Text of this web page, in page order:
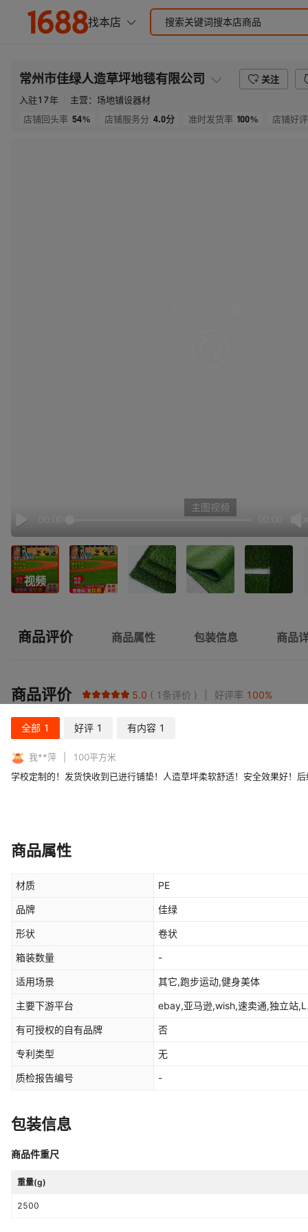
常州市佳绿人造草坪地毯有限公司
关注
入驻17年 主营： 场地铺设器材
店铺回头率 54% 店铺服务分 4.0分 准时发货率 100% 店铺好
Play
主图视频
视频
商品评价 商品属性 包装信息 商品
商品评价 5.0 1 条评价 好评率 100%
全部 1 好评 1 有内容 1
我**萍 100平方米
学校定制的！发货快收到已进行铺垫！人造草坪柔软舒适！安全效果好！
商品属性
材质 PE
品牌 佳绿
形状 卷状
箱装数量 -
适用场景 其它,跑步运动,健身美体
主要下游平台 ebay,亚马逊,wish,速卖通,独立站
有可授权的自有品牌 否
专利类型 无
质检报告编号 -
包装信息
商品件重尺
重量(g)
2500